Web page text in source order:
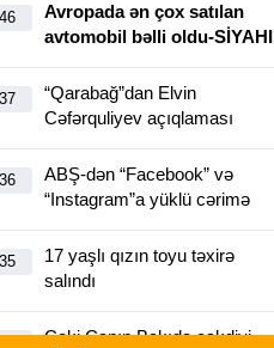
Avropada ən çox satılan
avtomobil bəlli oldu-SİYAHI
“Qarabağ”dan Elvin
Cəfərquliyev açıqlaması
ABŞ-dən “Facebook” və
“Instagram”a yüklü cərimə
17 yaşlı qızın toyu təxirə
salındı
Ceki Çanın Bakıda çəkdiyi